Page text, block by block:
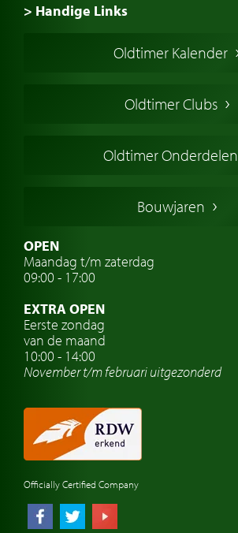
> Handige Links
Amerikaanse oldtimers
Franse oldtimers
Zweedse oldtimers
Oldtimer verzekering
Oldtimer reizen
Oldtimerwerkplaats
Automerk horloges
Classic cars Nederland
Oldtimer Kalender
Oldtimer Clubs
Oldtimer Onderdelen
Bouwjaren
OPEN
Maandag t/m zaterdag
09:00 - 17:00
EXTRA OPEN
Eerste zondag
van de maand
10:00 - 14:00
November t/m februariuitgezonderd
Officially Certified Company